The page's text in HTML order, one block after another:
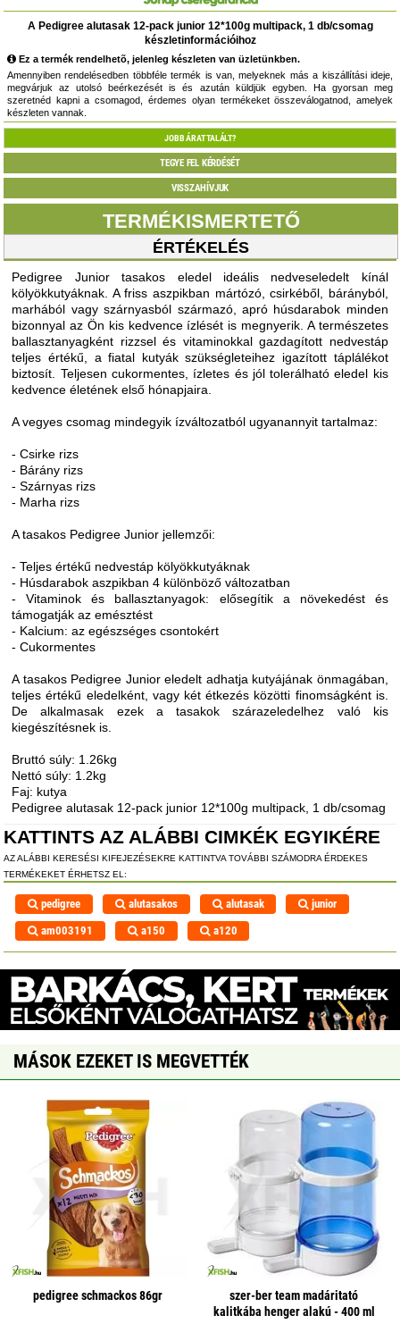
A Pedigree alutasak 12-pack junior 12*100g multipack, 1 db/csomag
készletinformációihoz
Ez a termék rendelhetõ, jelenleg készleten van üzletünkben.
Amennyiben rendelésedben többféle termék is van, melyeknek más a kiszállítási ideje,
megvárjuk az utolsó beérkezését is és azután küldjük egyben. Ha gyorsan meg
szeretnéd kapni a csomagod, érdemes olyan termékeket összeválogatnod, amelyek
készleten vannak.
JOBB ÁRAT TALÁLT?
TEGYE FEL KÉRDÉSÉT
VISSZAHÍVJUK
TERMÉKISMERTETŐ
ÉRTÉKELÉS
Pedigree Junior tasakos eledel ideális nedveseledelt kínál
kölyökkutyáknak. A friss aszpikban mártózó, csirkéből, bárányból,
marhából vagy szárnyasból származó, apró húsdarabok minden
bizonnyal az Ön kis kedvence ízlését is megnyerik. A természetes
ballasztanyagként rizzsel és vitaminokkal gazdagított nedvestáp
teljes értékű, a fiatal kutyák szükségleteihez igazított táplálékot
biztosít. Teljesen cukormentes, ízletes és jól tolerálható eledel kis
kedvence életének első hónapjaira.
A vegyes csomag mindegyik ízváltozatból ugyanannyit tartalmaz:
- Csirke rizs
- Bárány rizs
- Szárnyas rizs
- Marha rizs
A tasakos Pedigree Junior jellemzői:
- Teljes értékű nedvestáp kölyökkutyáknak
- Húsdarabok aszpikban 4 különböző változatban
- Vitaminok és ballasztanyagok: elősegítik a növekedést és
támogatják az emésztést
- Kalcium: az egészséges csontokért
- Cukormentes
A tasakos Pedigree Junior eledelt adhatja kutyájának önmagában,
teljes értékű eledelként, vagy két étkezés közötti finomságként is.
De alkalmasak ezek a tasakok szárazeledelhez való kis
kiegészítésnek is.
Bruttó súly: 1.26kg
Nettó súly: 1.2kg
Faj: kutya
Pedigree alutasak 12-pack junior 12*100g multipack, 1 db/csomag
KATTINTS AZ ALÁBBI CIMKÉK EGYIKÉRE
AZ ALÁBBI KERESÉSI KIFEJEZÉSEKRE KATTINTVA TOVÁBBI SZÁMODRA ÉRDEKES
TERMÉKEKET ÉRHETSZ EL:
pedigree alutasakos alutasak
junior
am003191
a150 a120
MÁSOK EZEKET IS MEGVETTÉK
pedigree schmackos 86gr
szer-ber team madáritató
kalitkába henger alakú - 400 ml